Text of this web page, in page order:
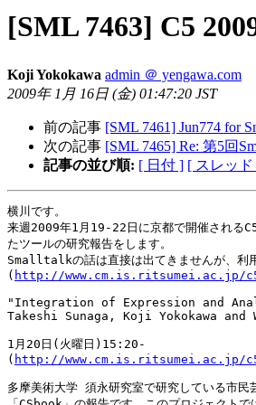
[SML 7463] C5
Koji Yokokawa admin ＠ yengawa.com
2009年 1月 16日 (金) 01:47:20 JST
前の記事 [SML 7461] Jun774 for
次の記事 [SML 7465] Re: 第5回
記事の並び順: [ 日付 ] [ スレッド
横川です。
来週2009年1月19-22日に京都で開催される
たツールの研究報告をします。
Smalltalkの話は直接は出てきませんが、利用
( http://www.cm.is.ritsumei.ac.jp/
"Integration of Expression and
Takeshi Sunaga, Koji Yokokawa and
1月20日(火曜日)15:20-
( http://www.cm.is.ritsumei.ac.jp/c5-
多摩美術大学 須永研究室で研究している市民